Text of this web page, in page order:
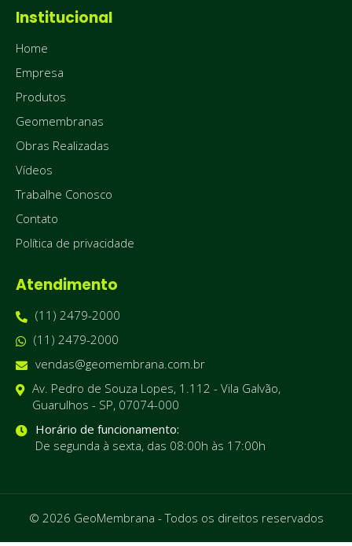
Institucional
Home
Empresa
Produtos
Geomembranas
Obras Realizadas
Vídeos
Trabalhe Conosco
Contato
Política de privacidade
Atendimento
(11) 2479-2000
(11) 2479-2000
vendas@geomembrana.com.br
Av. Pedro de Souza Lopes, 1.112 - Vila Galvão,
Guarulhos - SP, 07074-000
Horário de funcionamento:
De segunda à sexta, das 08:00h às 17:00h
© 2026 GeoMembrana - Todos os direitos reservados